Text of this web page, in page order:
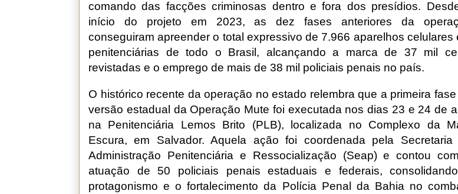
comando das facções criminosas dentro e fora dos presídios.
início do projeto em 2023, as dez fases anteriores da
conseguiram apreender o total expressivo de 7.966 aparelhos celulares
penitenciárias de todo o Brasil, alcançando a marca de 37 mil
revistadas e o emprego de mais de 38 mil policiais penais no país.
O histórico recente da operação no estado relembra que a primeira fase
versão estadual da Operação Mute foi executada nos dias 23 e 24 de
na Penitenciária Lemos Brito (PLB), localizada no Complexo da
Escura, em Salvador. Aquela ação foi coordenada pela Secretaria
Administração Penitenciária e Ressocialização (Seap) e contou
atuação de 50 policiais penais estaduais e federais,
protagonismo e o fortalecimento da Polícia Penal da Bahia no